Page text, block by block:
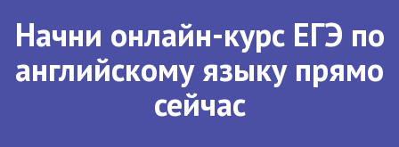
Начни онлайн-курс ЕГЭ по
английскому языку прямо
сейчас